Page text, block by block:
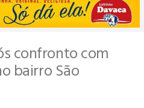
confronto com
bairro São